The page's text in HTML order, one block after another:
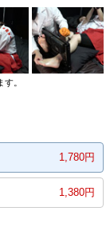
ではありません。徹
ヘロヘロになるまで
高の作品になりまし
。
1,780円
1,380円